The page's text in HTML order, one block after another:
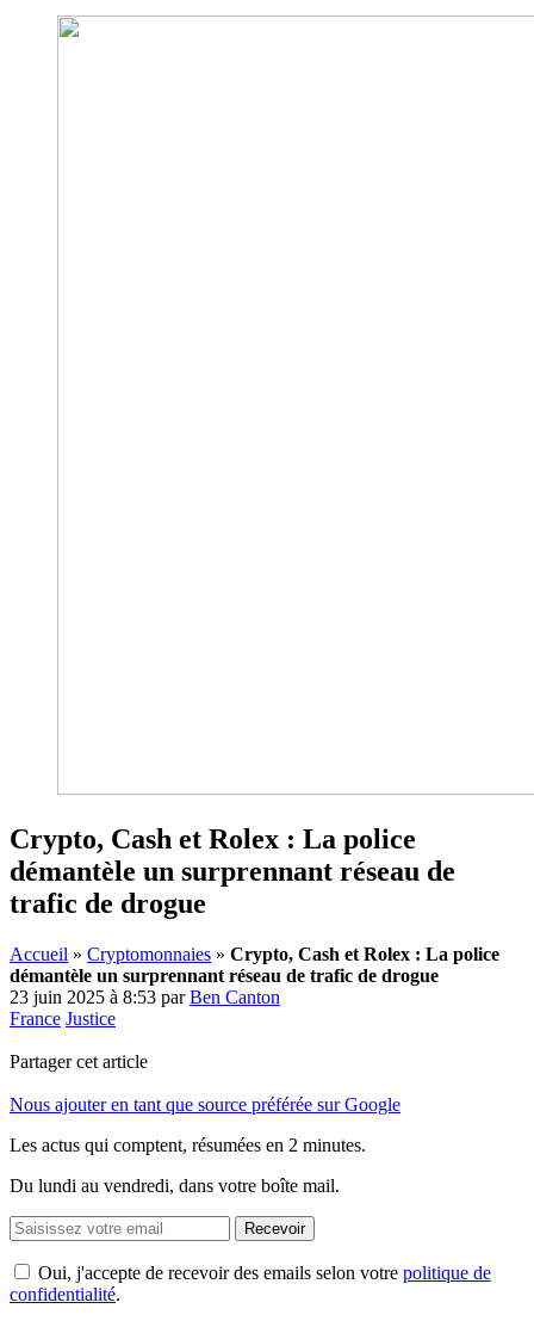
Crypto, Cash et Rolex : La police
démantèle un surprennant réseau de
trafic de drogue
Accueil » Cryptomonnaies » Crypto, Cash et Rolex : La police
démantèle un surprennant réseau de trafic de drogue
23 juin 2025 à 8:53 parBen Canton
France Justice
Partager cet article
Nous ajouter en tant que source préférée sur Google
Les actus qui comptent, résumées en 2 minutes.
Du lundi au vendredi, dans votre boîte mail.
Recevoir
Oui, j'accepte de recevoir des emails selon votre politique de
confidentialité.